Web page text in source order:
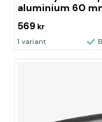
aluminium 60
569 kr
1 variant